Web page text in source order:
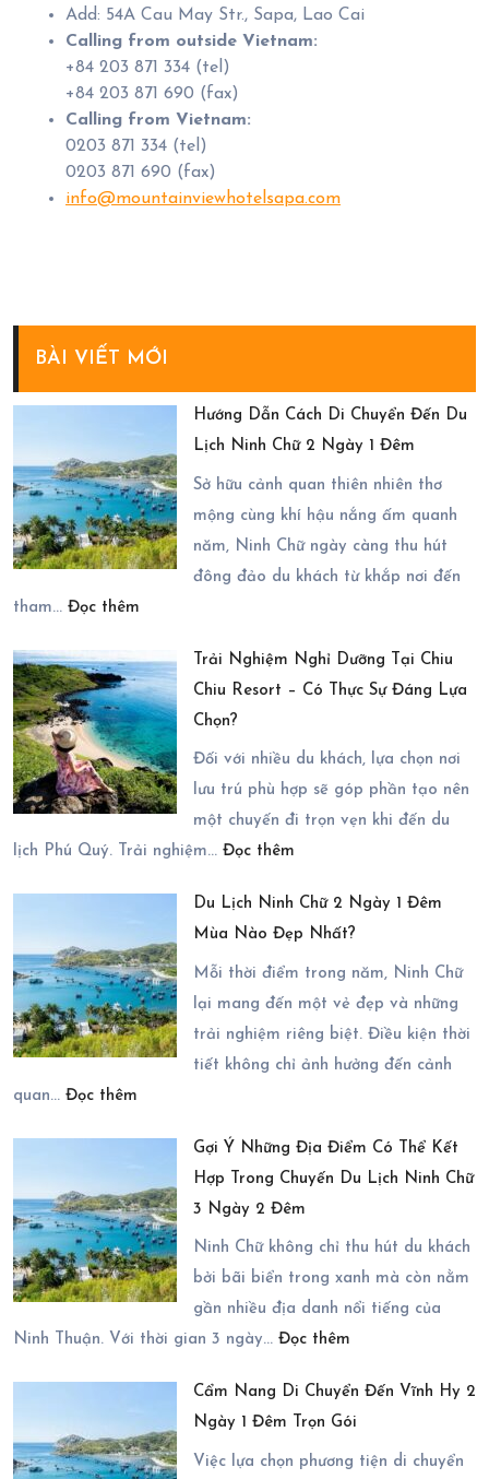
Add: 54A Cau May Str., Sapa, Lao Cai
Calling from outside Vietnam:
+84 203 871 334 (tel)
+84 203 871 690 (fax)
Calling from Vietnam:
0203 871 334 (tel)
0203 871 690 (fax)
info@mountainviewhotelsapa.com
BÀI VIẾT MỚI
Hướng Dẫn Cách Di Chuyển Đến Du
Lịch Ninh Chữ 2 Ngày 1 Đêm
Sở hữu cảnh quan thiên nhiên thơ
mộng cùng khí hậu nắng ấm quanh
năm, Ninh Chữ ngày càng thu hút
đông đảo du khách từ khắp nơi đến
tham… Đọc thêm
Dẫn
Cách
Chuyển
Đến
Lịch
2
Ngày
1
Đêm
Trải Nghiệm Nghỉ Dưỡng Tại Chiu
Chiu Resort – Có Thực Sự Đáng Lựa
Chọn?
Đối với nhiều du khách, lựa chọn nơi
lưu trú phù hợp sẽ góp phần tạo nên
một chuyến đi trọn vẹn khi đến du
lịch Phú Quý. Trải nghiệm… Đọc thêm
Nghiệm
Nghỉ
Dưỡng
Tại
Chiu
Chiu
Có
Thực
Sự
Đáng
Lựa
Chọn?
Du Lịch Ninh Chữ 2 Ngày 1 Đêm
Mùa Nào Đẹp Nhất?
Mỗi thời điểm trong năm, Ninh Chữ
lại mang đến một vẻ đẹp và những
trải nghiệm riêng biệt. Điều kiện thời
tiết không chỉ ảnh hưởng đến cảnh
quan… Đọc thêm
Ninh
Chữ
2
Ngày
Đêm
Đẹp
Nhất?
Gợi Ý Những Địa Điểm Có Thể Kết
Hợp Trong Chuyến Du Lịch Ninh Chữ
3 Ngày 2 Đêm
Ninh Chữ không chỉ thu hút du khách
bởi bãi biển trong xanh mà còn nằm
gần nhiều địa danh nổi tiếng của
Ninh Thuận. Với thời gian 3 ngày… Đọc thêm
Ý
Những
Địa
Cẩm Nang Di Chuyển Đến Vĩnh Hy 2
Ngày 1 Đêm Trọn Gói
Việc lựa chọn phương tiện di chuyển